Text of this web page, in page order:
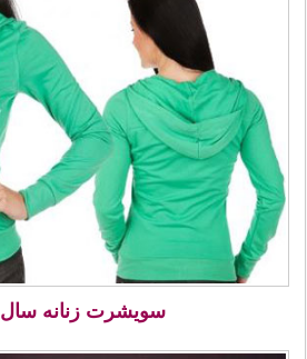
سویشرت زنانه سال 2015